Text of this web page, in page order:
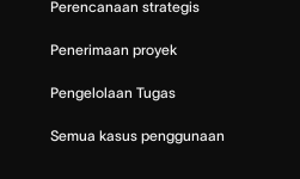
Perencanaan strategis
Penerimaan proyek
Pengelolaan Tugas
Semua kasus penggunaan